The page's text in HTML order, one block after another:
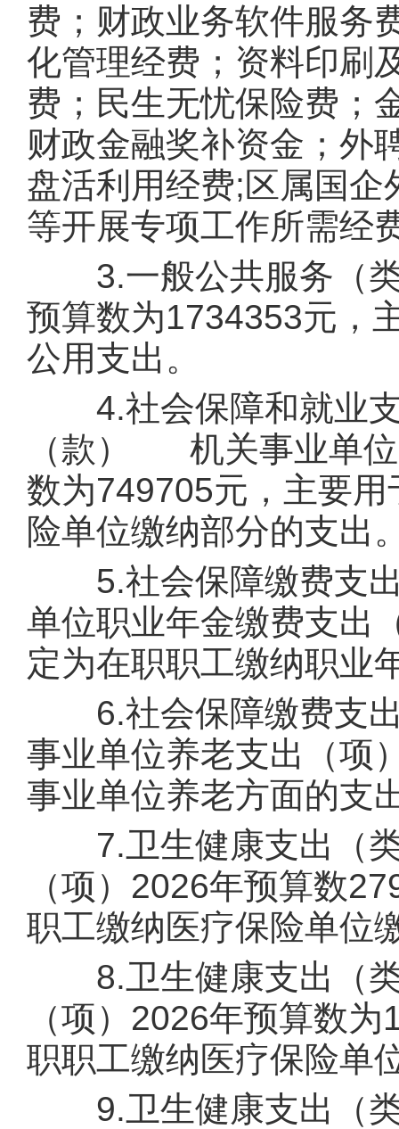
费；财政业务软件服务
化管理经费；资料印刷
费；民生无忧保险费；
财政金融奖补资金；外
盘活利用经费;区属国
等开展专项工作所需经
3.一般公共服务（类
预算数为1734353元，
公用支出。
4.社会保障和就业支
（款） 机关事业单位
数为749705元，主要
险单位缴纳部分的支出
5.社会保障缴费支出
单位职业年金缴费支出
定为在职职工缴纳职业
6.社会保障缴费支出
事业单位养老支出（项
事业单位养老方面的支
7.卫生健康支出（类
（项）2026年预算数
职工缴纳医疗保险单位
8.卫生健康支出（类
（项）2026年预算数
职职工缴纳医疗保险单
9.卫生健康支出（类